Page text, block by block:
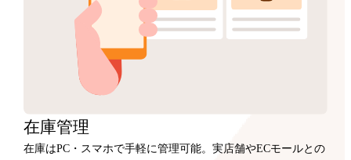
在庫管理
在庫はPC・スマホで手軽に管理可能。実店舗やECモールとの